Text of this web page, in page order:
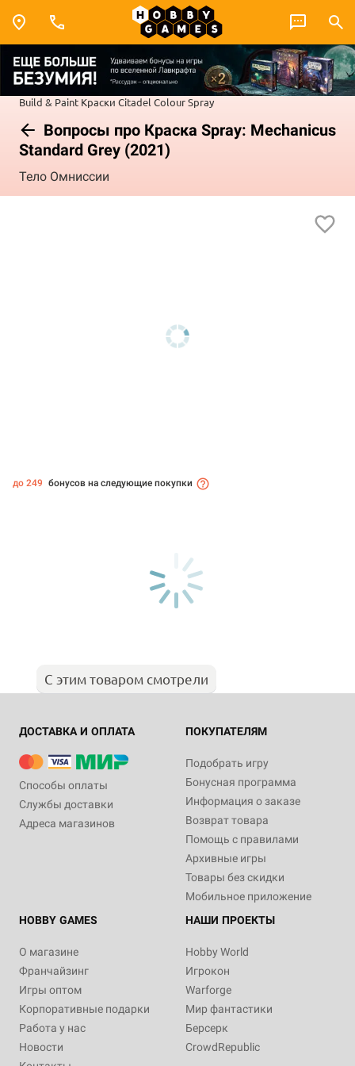
Build & Paint Краски Citadel ColourSpray
Вопросы про Краска Spray: Mechanicus
Standard Grey (2021)
Тело Омниссии
до 249 бонусов на следующие покупки
С этим товаром смотрели
ДОСТАВКА И ОПЛАТА
Способы оплаты
Службы доставки
Адреса магазинов
ПОКУПАТЕЛЯМ
Подобрать игру
Бонусная программа
Информация о заказе
Возврат товара
Помощь с правилами
Архивные игры
Товары без скидки
Мобильное приложение
HOBBY GAMES
О магазине
Франчайзинг
Игры оптом
Корпоративные подарки
Работа у нас
Новости
НАШИ ПРОЕКТЫ
Hobby World
Игрокон
Warforge
Мир фантастики
Берсерк
CrowdRepublic